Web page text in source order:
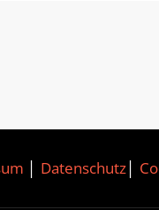
Datenschutz│